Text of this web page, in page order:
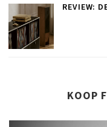
REVIEW:
KOOP